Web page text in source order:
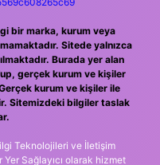
bir marka, kurum veya
Sitede yalnızca
Burada yer alan
gerçek kurum ve kişiler
kurum ve kişiler ile
Sitemizdeki bilgiler taslak
Teknolojileri ve İletişim
Yer Sağlayıcı olarak hizmet